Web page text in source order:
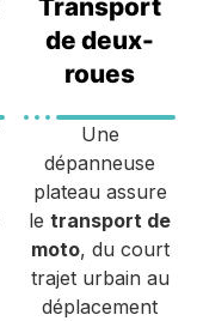
Transport
de deux-
roues
Une
dépanneuse
plateau assure
letransport de
moto, du court
trajet urbain au
déplacement